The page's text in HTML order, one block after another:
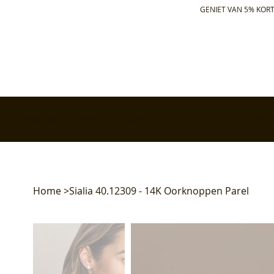
GENIET VAN 5%
Home>Sialia 40.12309 - 14K Oorknoppen Parel